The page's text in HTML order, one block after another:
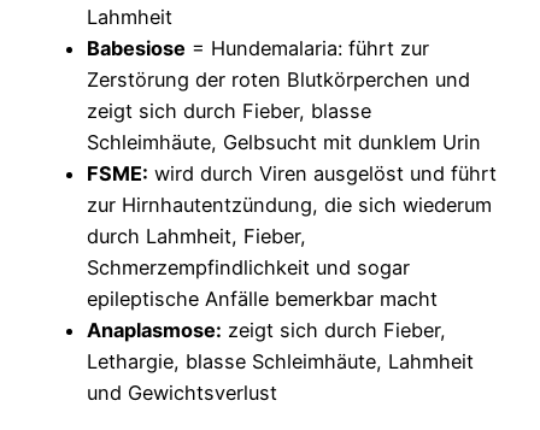
Lahmheit
Babesiose = Hundemalaria: führt zur
Zerstörung der roten Blutkörperchen und
zeigt sich durch Fieber, blasse
Schleimhäute, Gelbsucht mit dunklem Urin
FSME: wird durch Viren ausgelöst und führt
zur Hirnhautentzündung, die sich wiederum
durch Lahmheit, Fieber,
Schmerzempfindlichkeit und sogar
epileptische Anfälle bemerkbar macht
Anaplasmose: zeigt sich durch Fieber,
Lethargie, blasse Schleimhäute, Lahmheit
und Gewichtsverlust